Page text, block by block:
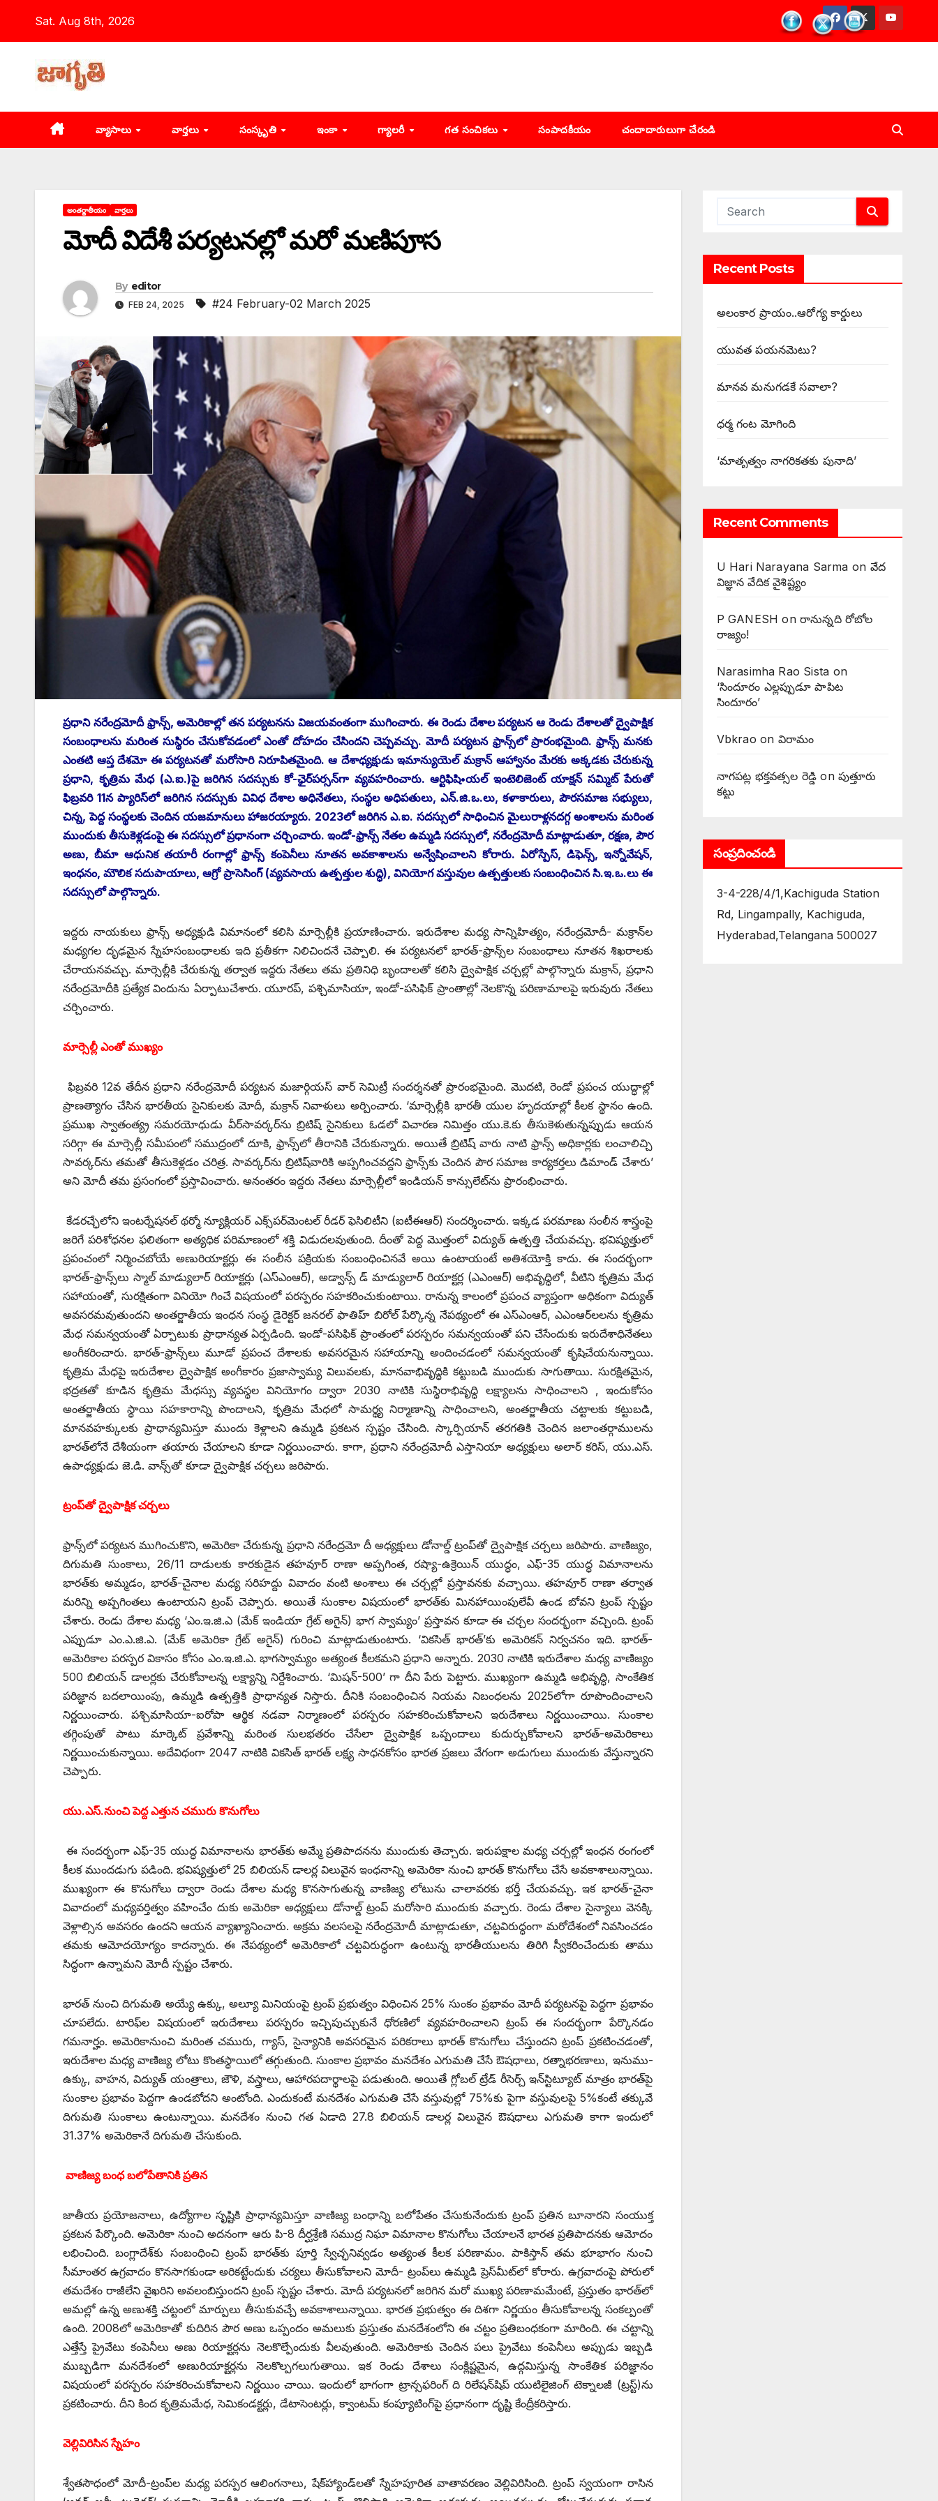
Sat. Aug 8th, 2026
వ్యాసాలు వార్తలు సంస్కృతి ఇంకా గ్యాలరీ గత సంచికలు సంపాదకీయం చందాదారులుగా చేరండి
అంతర్జాతీయం వార్తలు
‌మోదీ విదేశీ పర్యటనల్లో మరో మణిపూస
By editor
FEB 24, 2025 #24 February-02 March 2025
‌ప్రధాని నరేంద్రమోదీ ఫ్రాన్స్, అమెరికాల్లో తన పర్యటనను విజయవంతంగా ముగించారు. ఈ రెండు దేశాల పర్యటన ఆ రెండు దేశాలతో ద్వైపాక్షిక
సంబంధాలను మరింత సుస్థిరం చేసుకోవడంలో ఎంతో దోహదం చేసిందని చెప్పవచ్చు. మోదీ పర్యటన ఫ్రాన్స్‌లో ప్రారంభమైంది. ఫ్రాన్స్ ‌మనకు
ఎంతటి ఆప్త దేశమో ఈ పర్యటనతో మరోసారి నిరూపితమైంది. ఆ దేశాధ్యక్షుడు ఇమాన్యుయెల్‌ ‌మక్రాన్‌ ఆహ్వానం మేరకు అక్కడకు చేరుకున్న
ప్రధాని, కృత్రిమ మేధ (ఎ.ఐ.)పై జరిగిన సదస్సుకు కో-ఛైర్‌పర్సన్‌గా వ్యవహరించారు. ఆర్టిఫిషి•యల్‌ ఇం‌టెలిజెంట్‌ ‌యాక్షన్‌ ‌సమ్మిట్‌ ‌పేరుతో
ఫిబ్రవరి 11న ప్యారిస్‌లో జరిగిన సదస్సుకు వివిధ దేశాల అధినేతలు, సంస్థల అధిపతులు, ఎన్‌.‌జి.ఒ.లు, కళాకారులు, పౌరసమాజ సభ్యులు,
చిన్న, పెద్ద సంస్థలకు చెందిన యజమానులు హాజరయ్యారు. 2023లో జరిగిన ఎ.ఐ. సదస్సులో సాధించిన మైలురాళ్లనదగ్గ అంశాలను మరింత
ముందుకు తీసుకెళ్లడంపై ఈ సదస్సులో ప్రధానంగా చర్చించారు. ఇండో-ఫ్రాన్స్ ‌నేతల ఉమ్మడి సదస్సులో, నరేంద్రమోదీ మాట్లాడుతూ, రక్షణ, పౌర
అణు, బీమా ఆధునిక తయారీ రంగాల్లో ఫ్రాన్స్ ‌కంపెనీలు నూతన అవకాశాలను అన్వేషించాలని కోరారు. ఏరోస్పేస్‌, ‌డిఫెన్స్, ఇన్నోవేషన్‌,
ఇం‌ధనం, మౌలిక సదుపాయాలు, ఆగ్రో ప్రాసెసింగ్‌ (‌వ్యవసాయ ఉత్పత్తుల శుద్ధి), వినియోగ వస్తువుల ఉత్పత్తులకు సంబంధించిన సి.ఇ.ఒ.లు ఈ
సదస్సులో పాల్గొన్నారు.
ఇద్దరు నాయకులు ఫ్రాన్స్ అధ్యక్షుడి విమానంలో కలిసి మార్సెల్లీకి ప్రయాణించారు. ఇరుదేశాల మధ్య సాన్నిహిత్యం, నరేంద్రమోదీ- మక్రాన్‌ల
మధ్యగల దృఢమైన స్నేహసంబంధాలకు ఇది ప్రతీకగా నిలిచిందనే చెప్పాలి. ఈ పర్యటనలో భారత్‌-‌ఫ్రాన్స్‌ల సంబంధాలు నూతన శిఖరాలకు
చేరాయనవచ్చు. మార్సెల్లీకి చేరుకున్న తర్వాత ఇద్దరు నేతలు తమ ప్రతినిధి బృందాలతో కలిసి ద్వైపాక్షిక చర్చల్లో పాల్గొన్నారు మక్రాన్‌, ‌ప్రధాని
నరేంద్రమోదీకి ప్రత్యేక విందును ఏర్పాటుచేశారు. యూరప్‌, ‌పశ్చిమాసియా, ఇండో-పసిఫిక్‌ ‌ప్రాంతాల్లో నెలకొన్న పరిణామాలపై ఇరువురు నేతలు
చర్చించారు.
మార్సెల్లీ ఎంతో ముఖ్యం
ఫిబ్రవరి 12వ తేదీన ప్రధాని నరేంద్రమోదీ పర్యటన మజార్గియస్‌ ‌వార్‌ ‌సెమిట్రీ సందర్శనతో ప్రారంభమైంది. మొదటి, రెండో ప్రపంచ యుద్ధాల్లో
ప్రాణత్యాగం చేసిన భారతీయ సైనికులకు మోదీ, మక్రాన్‌ ‌నివాళులు అర్పించారు. ‘మార్సెల్లీకి భారతీ యుల హృదయాల్లో కీలక స్థానం ఉంది.
ప్రముఖ స్వాతంత్య్ర సమరయోధుడు వీర్‌సావర్కర్‌ను బ్రిటిష్‌ ‌సైనికులు ఓడలో విచారణ నిమిత్తం యు.కె.కు తీసుకెళుతున్నప్పుడు ఆయన
సరిగ్గా ఈ మార్సెల్లీ సమీపంలో సముద్రంలో దూకి, ఫ్రాన్స్‌లో తీరానికి చేరుకున్నారు. అయితే బ్రిటిష్‌ ‌వారు నాటి ఫ్రాన్స్ అధికార్లకు లంచాలిచ్చి
సావర్కర్‌ను తమతో తీసుకెళ్లడం చరిత్ర. సావర్కర్‌ను బ్రిటిష్‌వారికి అప్పగించవద్దని ఫ్రాన్స్‌కు చెందిన పౌర సమాజ కార్యకర్తలు డిమాండ్‌ ‌చేశారు’
అని మోదీ తమ ప్రసంగంలో ప్రస్తావించారు. అనంతరం ఇద్దరు నేతలు మార్సెల్లీలో ఇండియన్‌ ‌కాన్సులేట్‌ను ప్రారంభించారు.
కేడరచ్ఛేలోని ఇంటర్నేషనల్‌ ‌థర్మో న్యూక్లియర్‌ ఎక్స్‌పర్‌మెంటల్‌ ‌రీడర్‌ ‌ఫెసిలిటీని (ఐటీఈఆర్‌) ‌సందర్శించారు. ఇక్కడ పరమాణు సంలీన శాస్త్రంపై
జరిగే పరిశోధనల ఫలితంగా అత్యధిక పరిమాణంలో శక్తి విడుదలవుతుంది. దీంతో పెద్ద మొత్తంలో విద్యుత్‌ ఉత్పత్తి చేయవచ్చు. భవిష్యత్తులో
ప్రపంచంలో నిర్మించబోయే అణురియాక్టర్లు ఈ సంలీన పక్రియకు సంబంధించినవే అయి ఉంటాయంటే అతిశయోక్తి కాదు. ఈ సందర్భంగా
భారత్‌-‌ఫ్రాన్స్‌లు స్మాల్‌ ‌మాడ్యులార్‌ ‌రియాక్టర్లు (ఎస్‌ఎంఆర్‌), అడ్వాన్స్ ‌డ్‌ ‌మాడ్యులార్‌ ‌రియాక్టర్ల (ఎఎంఆర్‌) అభివృద్ధిలో, వీటిని కృత్రిమ మేధ
సహాయంతో, సురక్షితంగా వినియో గించే విషయంలో పరస్పరం సహకరించుకుంటాయి. రానున్న కాలంలో ప్రపంచ వ్యాప్తంగా అధికంగా విద్యుత్‌
అవసరమవుతుందని అంతర్జాతీయ ఇంధన సంస్థ డైరెక్టర్‌ ‌జనరల్‌ ‌ఫాతిహ్‌ ‌బిరోల్‌ ‌పేర్కొన్న నేపథ్యంలో ఈ ఎస్‌ఎంఆర్‌, ఎఎంఆర్‌లలను కృత్రిమ
మేధ సమన్వయంతో ఏర్పాటుకు ప్రాధాన్యత ఏర్పడింది. ఇండో-పసిఫిక్‌ ‌ప్రాంతంలో పరస్పరం సమన్వయంతో పని చేసేందుకు ఇరుదేశాధినేతలు
అంగీకరించారు. భారత్‌-‌ఫ్రాన్స్‌లు మూడో ప్రపంచ దేశాలకు అవసరమైన సహాయాన్ని అందించడంలో సమన్వయంతో కృషిచేయనున్నాయి.
కృత్రిమ మేధపై ఇరుదేశాల ద్వైపాక్షిక అంగీకారం ప్రజాస్వామ్య విలువలకు, మానవాభివృద్ధికి కట్టుబడి ముందుకు సాగుతాయి. సురక్షితమైన,
భద్రతతో కూడిన కృత్రిమ మేధస్సు వ్యవస్థల వినియోగం ద్వారా 2030 నాటికి సుస్థిరాభివృద్ధి లక్ష్యాలను సాధించాలని , ఇందుకోసం
అంతర్జాతీయ స్థాయి సహకారాన్ని పొందాలని, కృత్రిమ మేధలో సామర్థ్య నిర్మాణాన్ని సాధించాలని, అంతర్జాతీయ చట్టాలకు కట్టుబడి,
మానవహక్కులకు ప్రాధాన్యమిస్తూ ముందు కెళ్లాలని ఉమ్మడి ప్రకటన స్పష్టం చేసింది. స్కార్పియాన్‌ ‌తరగతికి చెందిన జలాంతర్గాములను
భారత్‌లోనే దేశీయంగా తయారు చేయాలని కూడా నిర్ణయించారు. కాగా, ప్రధాని నరేంద్రమోదీ ఎస్తానియా అధ్యక్షులు అలార్‌ ‌కరిస్‌, ‌యు.ఎస్‌.
ఉపాధ్యక్షుడు జె.డి. వాన్స్‌తో కూడా ద్వైపాక్షిక చర్చలు జరిపారు.
ట్రంప్‌తో ద్వైపాక్షిక చర్చలు
ఫ్రాన్స్‌లో పర్యటన ముగించుకొని, అమెరికా చేరుకున్న ప్రధాని నరేంద్రమో దీ అధ్యక్షులు డోనాల్డ్ ‌ట్రంప్‌తో ద్వైపాక్షిక చర్చలు జరిపారు. వాణిజ్యం,
దిగుమతి సుంకాలు, 26/11 దాడులకు కారకుడైన తహవూర్‌ ‌రాణా అప్పగింత, రష్యా-ఉక్రెయిన్‌ ‌యుద్ధం, ఎఫ్‌-35 ‌యుద్ధ విమానాలను
భారత్‌కు అమ్మడం, భారత్‌-‌చైనాల మధ్య సరిహద్దు వివాదం వంటి అంశాలు ఈ చర్చల్లో ప్రస్తావనకు వచ్చాయి. తహవూర్‌ ‌రాణా తర్వాత
మరిన్ని అప్పగింతలు ఉంటాయని ట్రంప్‌ ‌చెప్పారు. అయితే సుంకాల విషయంలో భారత్‌కు మినహాయింపులేవీ ఉండ బోవని ట్రంప్‌ ‌స్పష్టం
చేశారు. రెండు దేశాల మధ్య ‘ఎం.ఇ.జి.ఎ (మేక్‌ ఇం‌డియా గ్రేట్‌ అగైన్‌) ‌భాగ స్వామ్యం’ ప్రస్తావన కూడా ఈ చర్చల సందర్భంగా వచ్చింది. ట్రంప్‌
ఎప్పుడూ ఎం.ఎ.జి.ఎ. (మేక్‌ అమెరికా గ్రేట్‌ అగైన్‌) ‌గురించి మాట్లాడుతుంటారు. ‘వికసిత్‌ ‌భారత్‌’‌కు అమెరికన్‌ ‌నిర్వచనం ఇది. భారత్‌-
అమెరికాల పరస్పర వికాసం కోసం ఎం.ఇ.జి.ఎ. భాగస్వామ్యం అత్యంత కీలకమని ప్రధాని అన్నారు. 2030 నాటికి ఇరుదేశాల మధ్య వాణిజ్యం
500 బిలియన్‌ ‌డాలర్లకు చేరుకోవాలన్న లక్ష్యాన్ని నిర్దేశించారు. ‘మిషన్‌-500’ ‌గా దీని పేరు పెట్టారు. ముఖ్యంగా ఉమ్మడి అభివృద్ధి, సాంకేతిక
పరిజ్ఞాన బదలాయింపు, ఉమ్మడి ఉత్పత్తికి ప్రాధాన్యత నిస్తారు. దీనికి సంబంధించిన నియమ నిబంధలను 2025లోగా రూపొందించాలని
నిర్ణయించారు. పశ్చిమాసియా-ఐరోపా ఆర్థిక నడవా నిర్మాణంలో పరస్పరం సహకరించుకోవాలని ఇరుదేశాలు నిర్ణయించాయి. సుంకాల
తగ్గింపుతో పాటు మార్కెట్‌ ‌ప్రవేశాన్ని మరింత సులభతరం చేసేలా ద్వైపాక్షిక ఒప్పందాలు కుదుర్చుకోవాలని భారత్‌-అమెరికాలు
నిర్ణయించుకున్నాయి. అదేవిధంగా 2047 నాటికి వికసిత్‌ ‌భారత్‌ ‌లక్ష్య సాధనకోసం భారత ప్రజలు వేగంగా అడుగులు ముందుకు వేస్తున్నారని
చెప్పారు.
యు.ఎస్‌.‌నుంచి పెద్ద ఎత్తున చమురు కొనుగోలు
ఈ సందర్భంగా ఎఫ్‌-35 ‌యుద్ధ విమానాలను భారత్‌కు అమ్మే ప్రతిపాదనను ముందుకు తెచ్చారు. ఇరుపక్షాల మధ్య చర్చల్లో ఇంధన రంగంలో
కీలక ముందడుగు పడింది. భవిష్యత్తులో 25 బిలియన్‌ ‌డాలర్ల విలువైన ఇంధనాన్ని అమెరికా నుంచి భారత్‌ ‌కొనుగోలు చేసే అవకాశాలున్నాయి.
ముఖ్యంగా ఈ కొనుగోలు ద్వారా రెండు దేశాల మధ్య కొనసాగుతున్న వాణిజ్య లోటును చాలావరకు భర్తీ చేయవచ్చు. ఇక భారత్‌-‌చైనా
వివాదంలో మధ్యవర్తిత్వం వహించేం దుకు అమెరికా అధ్యక్షులు డోనాల్డ్ ‌ట్రంప్‌ ‌మరోసారి ముందుకు వచ్చారు. రెండు దేశాల సైన్యాలు వెనక్కి
వెళ్లాల్సిన అవసరం ఉందని ఆయన వ్యాఖ్యానించారు. అక్రమ వలసలపై నరేంద్రమోదీ మాట్లాడుతూ, చట్టవిరుద్ధంగా మరోదేశంలో నివసించడం
తమకు ఆమోదయోగ్యం కాదన్నారు. ఈ నేపథ్యంలో అమెరికాలో చట్టవిరుద్ధంగా ఉంటున్న భారతీయులను తిరిగి స్వీకరించేందుకు తాము
సిద్ధంగా ఉన్నామని మోదీ స్పష్టం చేశారు.
భారత్‌ ‌నుంచి దిగుమతి అయ్యే ఉక్కు, అల్యూ మినియంపై ట్రంప్‌ ‌ప్రభుత్వం విధించిన 25% సుంకం ప్రభావం మోదీ పర్యటనపై పెద్దగా ప్రభావం
చూపలేదు. టారిఫ్‌ల విషయంలో ఇరుదేశాలు పరస్పరం ఇచ్చిపుచ్చుకునే ధోరణిలో వ్యవహరించాలని ట్రంప్‌ ఈ ‌సందర్భంగా పేర్కొనడం
గమనార్హం. అమెరికానుంచి మరింత చమురు, గ్యాస్‌, ‌సైన్యానికి అవసరమైన పరికరాలు భారత్‌ ‌కొనుగోలు చేస్తుందని ట్రంప్‌ ‌ప్రకటించడంతో,
ఇరుదేశాల మధ్య వాణిజ్య లోటు కొంతస్థాయిలో తగ్గుతుంది. సుంకాల ప్రభావం మనదేశం ఎగుమతి చేసే ఔషధాలు, రత్నాభరణాలు, ఇనుము-
ఉక్కు, వాహన, విద్యుత్‌ ‌యంత్రాలు, జౌళి, వస్త్రాలు, ఆహారపదార్థాలపై పడుతుంది. అయితే గ్లోబల్‌ ‌ట్రేడ్‌ ‌రీసెర్చ్ ఇన్‌స్టిట్యూట్‌ ‌మాత్రం భారత్‌పై
సుంకాల ప్రభావం పెద్దగా ఉండబోదని అంటోంది. ఎందుకంటే మనదేశం ఎగుమతి చేసే వస్తువుల్లో 75%కు పైగా వస్తువులపై 5%కంటే తక్కువే
దిగుమతి సుంకాలు ఉంటున్నాయి. మనదేశం నుంచి గత ఏడాది 27.8 బిలియన్‌ ‌డాలర్ల విలువైన ఔషధాలు ఎగుమతి కాగా ఇందులో
31.37% అమెరికానే దిగుమతి చేసుకుంది.
వాణిజ్య బంధ బలోపేతానికి ప్రతిన
జాతీయ ప్రయోజనాలు, ఉద్యోగాల సృష్టికి ప్రాధాన్యమిస్తూ వాణిజ్య బంధాన్ని బలోపేతం చేసుకునేందుకు ట్రంప్‌ ‌ప్రతిన బూనారని సంయుక్త
ప్రకటన పేర్కొంది. అమెరికా నుంచి అదనంగా ఆరు పి-8 దీర్ఘశ్రేణి సముద్ర నిఘా విమానాల కొనుగోలు చేయాలనే భారత ప్రతిపాదనకు ఆమోదం
లభించింది. బంగ్లాదేశ్‌కు సంబంధించి ట్రంప్‌ ‌భారత్‌కు పూర్తి స్వేచ్ఛనివ్వడం అత్యంత కీలక పరిణామం. పాకిస్తాన్‌ ‌తమ భూభాగం నుంచి
సీమాంతర ఉగ్రవాదం కొనసాగకుండా అరికట్టేందుకు చర్యలు తీసుకోవాలని మోదీ- ట్రంప్‌లు ఉమ్మడి ప్రెస్‌మీట్‌లో కోరారు. ఉగ్రవాదంపై పోరులో
తమదేశం రాజీలేని వైఖరిని అవలంబిస్తుందని ట్రంప్‌ ‌స్పష్టం చేశారు. మోదీ పర్యటనలో జరిగిన మరో ముఖ్య పరిణామమేంటే, ప్రస్తుతం భారత్‌లో
అమల్లో ఉన్న అణుశక్తి చట్టంలో మార్పులు తీసుకువచ్చే అవకాశాలున్నాయి. భారత ప్రభుత్వం ఈ దిశగా నిర్ణయం తీసుకోవాలన్న సంకల్పంతో
ఉంది. 2008లో అమెరికాతో కుదిరిన పౌర అణు ఒప్పందం అమలుకు ప్రస్తుతం మనదేశంలోని ఈ చట్టం ప్రతిబంధకంగా మారింది. ఈ చట్టాన్ని
ఎత్తేస్తే ప్రైవేటు కంపెనీలు అణు రియాక్టర్లను నెలకొల్పేందుకు వీలవుతుంది. అమెరికాకు చెందిన పలు ప్రైవేటు కంపెనీలు అప్పుడు ఇబ్బడి
ముబ్బడిగా మనదేశంలో అణురియాక్టర్లను నెలకొల్పగలుగుతాయి. ఇక రెండు దేశాలు సంక్లిష్టమైన, ఉద్గమిస్తున్న సాంకేతిక పరిజ్ఞానం
విషయంలో పరస్పరం సహకరించుకోవాలని నిర్ణయిం చాయి. ఇందులో భాగంగా ట్రాన్సఫరింగ్‌ ‌ది రిలేషన్‌షిప్‌ ‌యుటిలైజింగ్‌ ‌టెక్నాలజీ (ట్రస్ట్)‌ను
ప్రకటించారు. దీని కింద కృత్రిమమేధ, సెమికండక్టర్లు, డేటాసెంటర్లు, క్వాంటమ్‌ ‌కంప్యూటింగ్‌పై ప్రధానంగా దృష్టి కేంద్రీకరిస్తారు.
వెల్లివిరిసిన స్నేహం
శ్వేతసౌధంలో మోదీ-ట్రంప్‌ల మధ్య పరస్పర ఆలింగనాలు, షేక్‌హ్యాండ్‌లతో స్నేహపూరిత వాతావరణం వెల్లివిరిసింది. ట్రంప్‌ ‌స్వయంగా రాసిన
Recent Posts
అలంకార ప్రాయం..ఆరోగ్య కార్డులు
యువత పయనమెటు?
మానవ మనుగడకే సవాలా?
ధర్మ గంట మోగింది
‘మాతృత్వం నాగరికతకు పునాది’
Recent Comments
U Hari Narayana Sarma on వేద
విజ్ఞాన వేదిక వైశిష్ట్యం
P GANESH on ‌రానున్నది రోబోల
రాజ్యం!
Narasimha Rao Sista on
‘సిందూరం ఎల్లప్పుడూ పాపిట
సిందూరం’
Vbkrao on విరామం
నాగపట్ల భక్తవత్సల రెడ్డి on పుత్తూరు
కట్టు
సంప్రదించండి
3-4-228/4/1,Kachiguda Station
Rd, Lingampally, Kachiguda,
Hyderabad,Telangana 500027